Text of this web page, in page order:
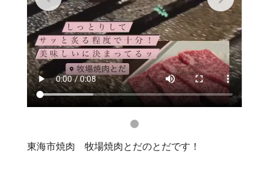
東海市焼肉 牧場焼肉とだのとだです！